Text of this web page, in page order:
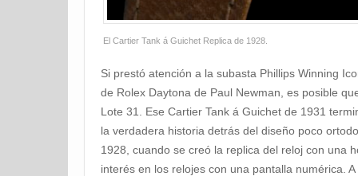
El Cartier Tank á Guichet Replica de 1928.
Si prestó atención a la subasta Phillips Winning
de Rolex Daytona de Paul Newman, es posible
Lote 31. Ese Cartier Tank á Guichet de 1931
la verdadera historia detrás del diseño poco
1928, cuando se creó la replica del reloj con una
interés en los relojes con una pantalla numérica.